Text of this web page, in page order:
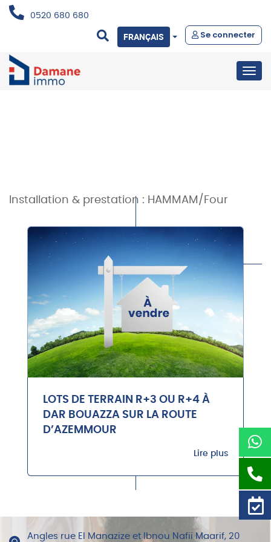
0520 680 680
Se connecter
FRANÇAIS
Installation & prestation : HAMMAM/Four
LOTS DE TERRAIN R+3 OU R+4 À
DAR BOUAZZA SUR LA ROUTE
D’AZEMMOUR
Lire plus
Angles rue El Manazize et Ibnou Nafii Maarif, 20